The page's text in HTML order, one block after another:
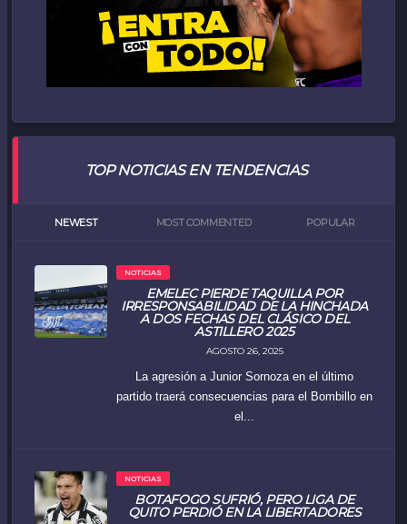
TOP NOTICIAS EN TENDENCIAS
NEWEST MOST COMMENTED POPULAR
NOTICIAS
EMELEC PIERDE TAQUILLA POR
IRRESPONSABILIDAD DE LA HINCHADA
A DOS FECHAS DEL CLÁSICO DEL
ASTILLERO 2025
AGOSTO 26, 2025
La agresión a Junior Sornoza en el último
partido traerá consecuencias para el Bombillo en
el...
NOTICIAS
BOTAFOGO SUFRIÓ, PERO LIGA DE
QUITO PERDIÓ EN LA LIBERTADORES